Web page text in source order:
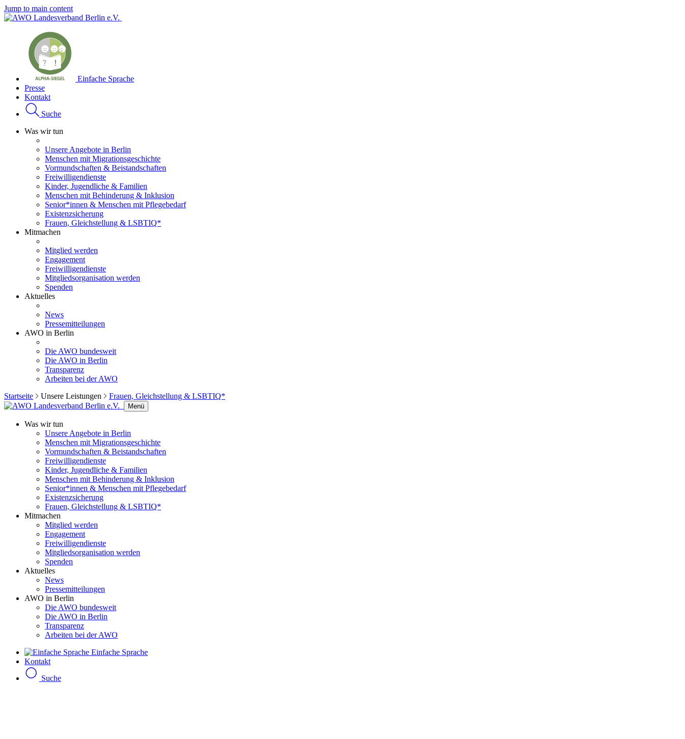
Jump to main content
Einfache Sprache
Presse
Kontakt
Suche
Was wir tun
Unsere Angebote in Berlin
Menschen mit Migrationsgeschichte
Vormundschaften & Beistandschaften
Freiwilligendienste
Kinder, Jugendliche & Familien
Menschen mit Behinderung & Inklusion
Senior*innen & Menschen mit Pflegebedarf
Existenzsicherung
Frauen, Gleichstellung & LSBTIQ*
Mitmachen
Mitglied werden
Engagement
Freiwilligendienste
Mitgliedsorganisation werden
Spenden
Aktuelles
News
Pressemitteilungen
AWO in Berlin
Die AWO bundesweit
Die AWO in Berlin
Transparenz
Arbeiten bei der AWO
Startseite
Unsere Leistungen Frauen, Gleichstellung & LSBTIQ*
Menü
Was wir tun
Unsere Angebote in Berlin
Menschen mit Migrationsgeschichte
Vormundschaften & Beistandschaften
Freiwilligendienste
Kinder, Jugendliche & Familien
Menschen mit Behinderung & Inklusion
Senior*innen & Menschen mit Pflegebedarf
Existenzsicherung
Frauen, Gleichstellung & LSBTIQ*
Mitmachen
Mitglied werden
Engagement
Freiwilligendienste
Mitgliedsorganisation werden
Spenden
Aktuelles
News
Pressemitteilungen
AWO in Berlin
Die AWO bundesweit
Die AWO in Berlin
Transparenz
Arbeiten bei der AWO
Einfache Sprache
Kontakt
Suche